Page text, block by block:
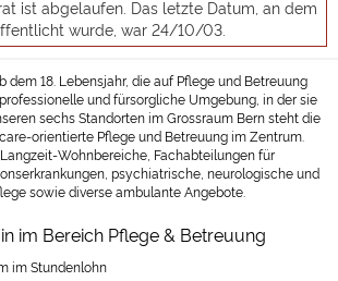
ist abgelaufen. Das letzte Datum, an dem
wurde, war 24/10/03.
dem 18. Lebensjahr, die auf Pflege und Betreuung
und fürsorgliche Umgebung, in der sie
sechs Standorten im Grossraum Bern steht die
orientierte Pflege und Betreuung im Zentrum.
Wohnbereiche, Fachabteilungen für
psychiatrische, neurologische und
sowie diverse ambulante Angebote.
im Bereich Pflege & Betreuung
im Stundenlohn